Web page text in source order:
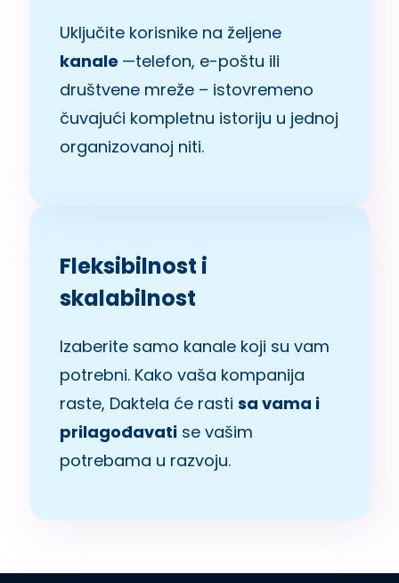
Uključite korisnike na željene
kanale —telefon, e-poštu ili
društvene mreže – istovremeno
čuvajući kompletnu istoriju u jednoj
organizovanoj niti.
Fleksibilnost i
skalabilnost
Izaberite samo kanale koji su vam
potrebni. Kako vaša kompanija
raste, Daktela će rastisa vama i
prilagođavati se vašim
potrebama u razvoju.